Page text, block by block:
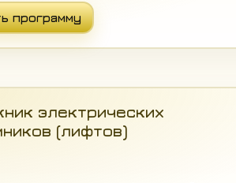
программу
электрических
(лифтов)